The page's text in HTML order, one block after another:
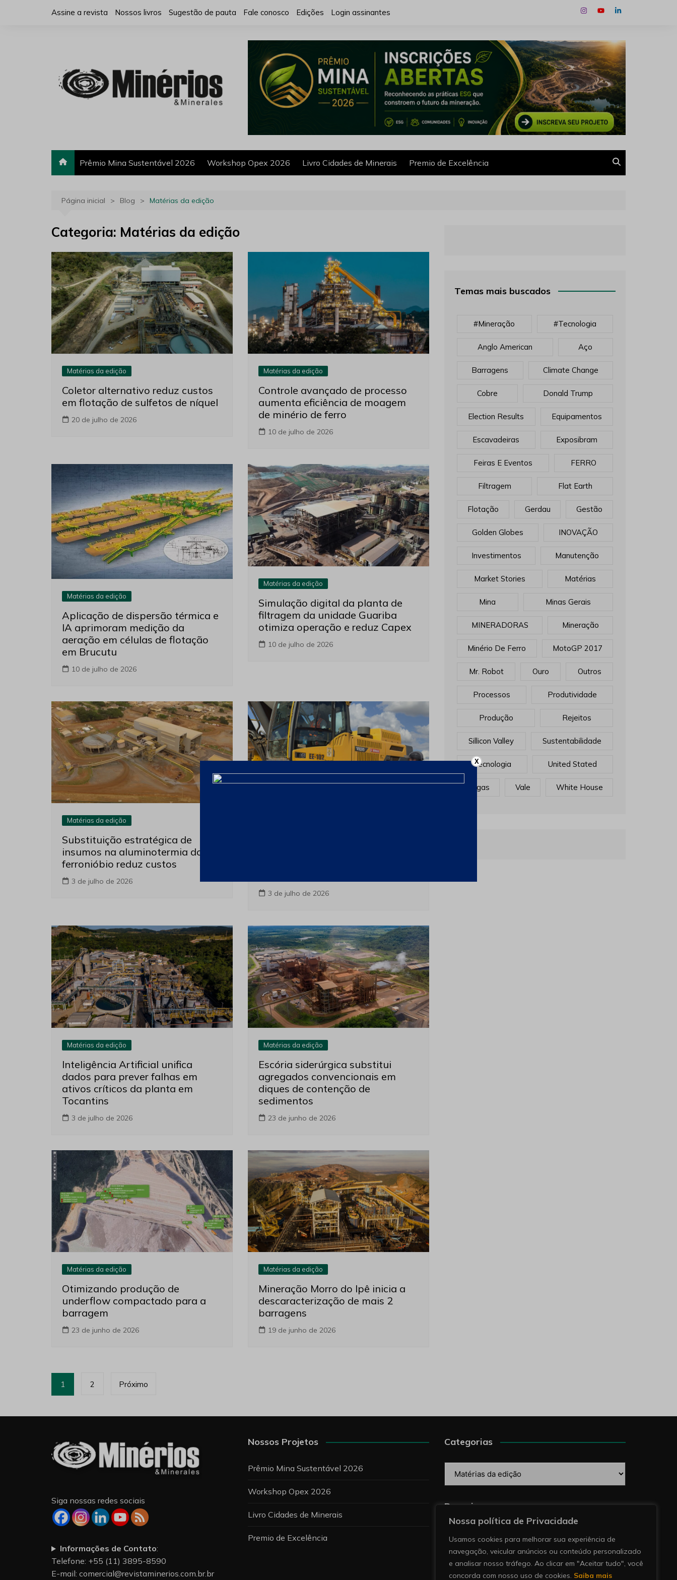
Nossa política de Privacidade
Usamos cookies para melhorar sua experiência de
navegação, veicular anúncios ou conteúdo personalizado
e analisar nosso tráfego. Ao clicar em "Aceitar tudo", você
concorda com nosso uso de cookies. Saiba mais
Assine a revista Nossos livros Sugestão de pauta Fale conosco Edições Login assinantes
Prêmio Mina Sustentável 2026 Workshop Opex 2026 Livro Cidades de Minerais Premio de Excelência
Página inicial Blog Matérias da edição
Categoria: Matérias da edição
Matérias da edição
Coletor alternativo reduz custos
em flotação de sulfetos de níquel
20 de julho de 2026
Matérias da edição
Controle avançado de processo
aumenta eficiência de moagem
de minério de ferro
10 de julho de 2026
Matérias da edição
Aplicação de dispersão térmica e
IA aprimoram medição da
aeração em células de flotação
em Brucutu
10 de julho de 2026
Matérias da edição
Simulação digital da planta de
filtragem da unidade Guariba
otimiza operação e reduz Capex
10 de julho de 2026
Matérias da edição
Substituição estratégica de
insumos na aluminotermia do
ferronióbio reduz custos
3 de julho de 2026
3 de julho de 2026
Matérias da edição
Inteligência Artificial unifica
dados para prever falhas em
ativos críticos da planta em
Tocantins
3 de julho de 2026
Matérias da edição
Escória siderúrgica substitui
agregados convencionais em
diques de contenção de
sedimentos
23 de junho de 2026
Matérias da edição
Otimizando produção de
underflow compactado para a
barragem
23 de junho de 2026
Matérias da edição
Mineração Morro do Ipê inicia a
descaracterização de mais 2
barragens
19 de junho de 2026
Paginação
de
posts
1 2 Próximo
Temas mais buscados
#mineração #tecnologia
Anglo American Aço
Barragens Climate Change
Cobre Donald Trump
Election Results Equipamentos
Escavadeiras Exposibram
Feiras E Eventos FERRO
Filtragem Flat Earth
Flotação Gerdau Gestão
Golden Globes INOVAÇÃO
Investimentos Manutenção
Market Stories Matérias
Mina Minas Gerais
MINERADORAS Mineração
Minério De Ferro MotoGP 2017
Mr. Robot Ouro Outros
Processos Produtividade
Produção Rejeitos
Sillicon Valley Sustentabilidade
Tecnologia United Stated
Vagas Vale White House
Siga nossas redes sociais
Informações de Contato:
Telefone: +55 (11) 3895-8590
E-mail: comercial@revistaminerios.com.br.br
Nossos Projetos
Prêmio Mina Sustentável 2026
Workshop Opex 2026
Livro Cidades de Minerais
Premio de Excelência
Categorias
Pesquise
X